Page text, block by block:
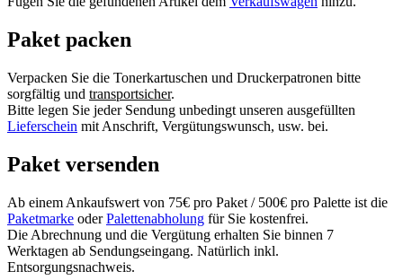
Paket packen
Verpacken Sie die Tonerkartuschen und Druckerpatronen bitte
sorgfältig und transportsicher.
Bitte legen Sie jeder Sendung unbedingt unseren ausgefüllten
Lieferschein mit Anschrift, Vergütungswunsch, usw. bei.
Paket versenden
Ab einem Ankaufswert von 75€ pro Paket / 500€ pro Palette ist die
Paketmarke oderPalettenabholung für Sie kostenfrei.
Die Abrechnung und die Vergütung erhalten Sie binnen 7
Werktagen ab Sendungseingang. Natürlich inkl.
Entsorgungsnachweis.